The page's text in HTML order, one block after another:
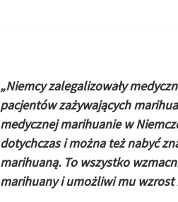
„Niemcy zalegalizowały
pacjentów zażywających
medycznej marihuanie w
dotychczas i można też nabyć
marihuaną. To wszystko
marihuany i umożliwi mu wzrost